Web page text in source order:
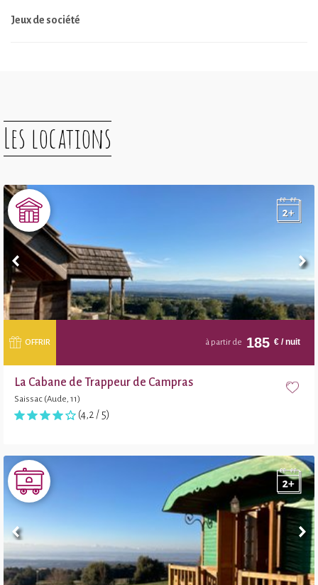
Jeux de société
Les locations
OFFRIR à partir de 185 € / nuit
La Cabane de Trappeur de Campras
Saissac (Aude, 11)
(4,2 / 5)